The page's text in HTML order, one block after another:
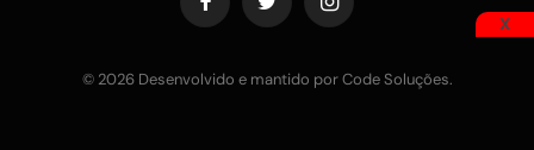
FacebookTwitter Instagram
© 2026 Desenvolvido e mantido por Code Soluções.
X